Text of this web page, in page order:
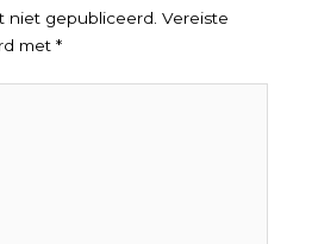
niet gepubliceerd. Vereiste
met *